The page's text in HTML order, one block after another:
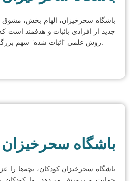
باشگاه سحرخیزان، الهام بخش، مشوق
جدید از افرادی باثبات و هدفمند است
باشگاه سحرخیزان
باشگاه سحرخیزان کودکان، بچه‌ها را